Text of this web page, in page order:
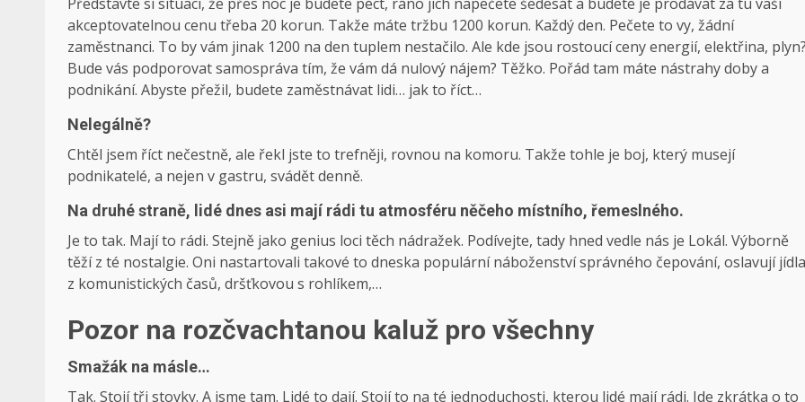
akceptovatelnou cenu třeba 20 korun. Takže máte tržbu 1200 korun. Každý den. Pečete to vy, žádní
zaměstnanci. To by vám jinak 1200 na den tuplem nestačilo. Ale kde jsou rostoucí ceny energií, elektřina,
Bude vás podporovat samospráva tím, že vám dá nulový nájem? Těžko. Pořád tam máte nástrahy doby a
podnikání. Abyste přežil, budete zaměstnávat lidi… jak to říct…
Nelegálně?
Chtěl jsem říct nečestně, ale řekl jste to trefněji, rovnou na komoru. Takže tohle je boj, který musejí
podnikatelé, a nejen v gastru, svádět denně.
Na druhé straně, lidé dnes asi mají rádi tu atmosféru něčeho místního, řemeslného.
Je to tak. Mají to rádi. Stejně jako genius loci těch nádražek. Podívejte, tady hned vedle nás je Lokál. Výborně
těží z té nostalgie. Oni nastartovali takové to dneska populární náboženství správného čepování, oslavují jídla
z komunistických časů, dršťkovou s rohlíkem,…
Pozor na rozčvachtanou kaluž pro všechny
Smažák na másle…
Tak. Stojí tři stovky. A jsme tam. Lidé to dají. Stojí to na té jednoduchosti, kterou lidé mají rádi. Jde zkrátka o to